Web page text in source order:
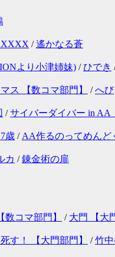
/遙かなる蒼
より小津姉妹) /ひでき
ス 【数コマ部門】 /へび
/サイバーダイバー in AA
歳 / AA作るのってめんど
カ /錬金術の扉
コマ部門】 / 大門 【大
す！ 【大門部門】 /竹